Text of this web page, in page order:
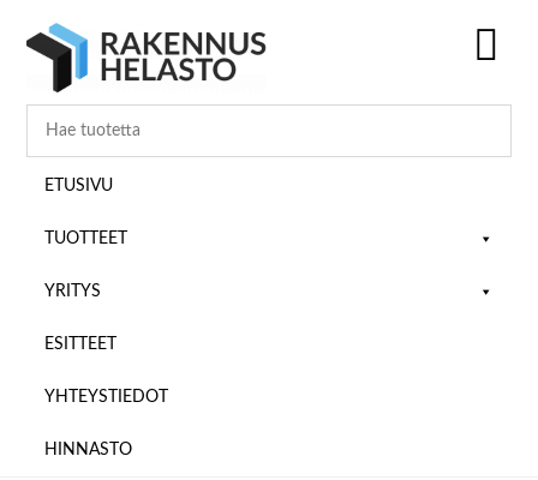
pääsisältöön
ensisijaiseen
alatunnisteeseen
ETUSIVU
TUOTTEET
YRITYS
ESITTEET
YHTEYSTIEDOT
HINNASTO